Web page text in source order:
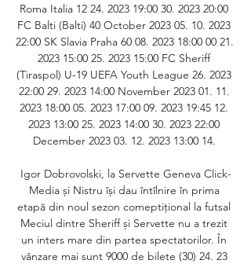
Roma Italia 12 24. 2023 19:00 30. 2023 20:00
FC Balti (Balti) 40 October 2023 05. 10. 2023
22:00 SK Slavia Praha 60 08. 2023 18:00 00 21.
2023 15:00 25. 2023 15:00 FC Sheriff
(Tiraspol) U-19 UEFA Youth League 26. 2023
22:00 29. 2023 14:00 November 2023 01. 11.
2023 18:00 05. 2023 17:00 09. 2023 19:45 12.
2023 13:00 25. 2023 14:00 30. 2023 22:00
December 2023 03. 12. 2023 13:00 14.
Igor Dobrovolski, la Servette Geneva Click-
Media și Nistru își dau întîlnire în prima
etapă din noul sezon comeptițional la futsal
Meciul dintre Sheriff și Servette nu a trezit
un inters mare din partea spectatorilor. În
vânzare mai sunt 9000 de bilete (30) 24. 23